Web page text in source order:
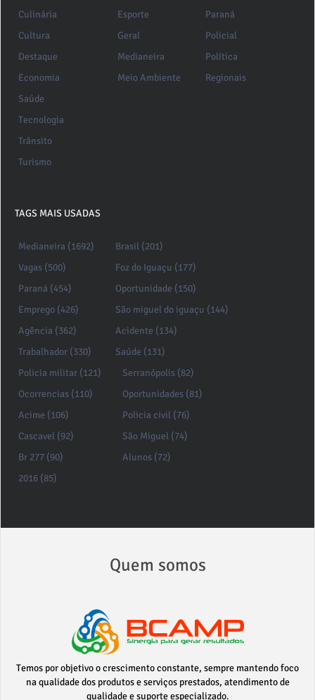
Culinária
Cultura
Destaque
Economia
Esporte
Geral
Medianeira
Meio Ambiente
Paraná
Policial
Política
Regionais
Saúde
Tecnologia
Trânsito
Turismo
TAGS MAIS USADAS
Medianeira (1692)
Vagas (500)
Paraná (454)
Emprego (426)
Agência (362)
Trabalhador (330)
Brasil (201)
Foz do Iguaçu (177)
Oportunidade (150)
São miguel do iguaçu (144)
Acidente (134)
Saúde (131)
Policia militar (121)
Ocorrencias (110)
Acime (106)
Cascavel (92)
Br 277 (90)
2016 (85)
Serranópolis (82)
Oportunidades (81)
Policia civil (76)
São Miguel (74)
Alunos (72)
Quem somos
Temos por objetivo o crescimento constante, sempre mantendo foco
na qualidade dos produtos e serviços prestados, atendimento de
qualidade e suporte especializado.